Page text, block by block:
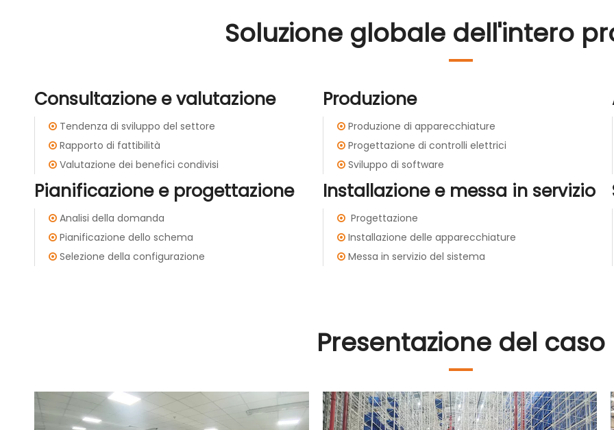
Soluzione globale dell'intero
Consultazione e valutazione
 Tendenza di sviluppo del settore
 Rapporto di fattibilità
 Valutazione dei benefici condivisi
Pianificazione e progettazione
 Analisi della domanda
 Pianificazione dello schema
 Selezione della configurazione
Produzione
 Produzione di apparecchiature
 Progettazione di controlli elettrici
 Sviluppo di software
Installazione e messa in servizio
 Progettazione
 Installazione delle apparecchiature
 Messa in servizio del sistema
Presentazione del caso